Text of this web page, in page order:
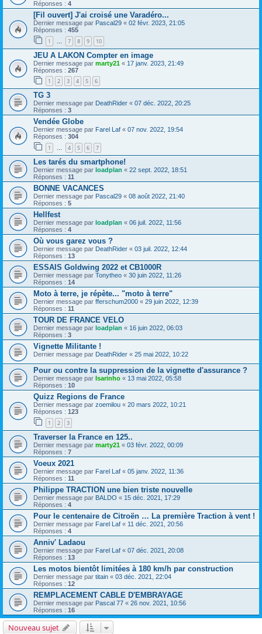
Réponses : 4
[Fil ouvert] J'ai croisé une Varadéro...
Dernier message par Pascal29 « 02 févr. 2023, 21:05
Réponses : 455
1 … 7 8 9 10
JEU A LAKON Compter en image
Dernier message par marty21 « 17 janv. 2023, 21:49
Réponses : 267
1 2 3 4 5 6
TG 3
Dernier message par DeathRider « 07 déc. 2022, 20:25
Réponses : 3
Vendée Globe
Dernier message par Farel Laf « 07 nov. 2022, 19:54
Réponses : 304
1 … 4 5 6 7
Les tarés du smartphone!
Dernier message par loadplan « 22 sept. 2022, 18:51
Réponses : 11
BONNE VACANCES
Dernier message par Pascal29 « 08 août 2022, 21:40
Réponses : 5
Hellfest
Dernier message par loadplan « 06 juil. 2022, 11:56
Réponses : 4
Où vous garez vous ?
Dernier message par DeathRider « 03 juil. 2022, 12:44
Réponses : 13
ESSAIS Goldwing 2022 et CB1000R
Dernier message par Tonytheo « 30 juin 2022, 11:26
Réponses : 14
Moto à terre, je répète... "moto à terre"
Dernier message par fferschum2000 « 29 juin 2022, 12:39
Réponses : 11
TOUR DE FRANCE VELO
Dernier message par loadplan « 16 juin 2022, 06:03
Réponses : 3
Vignette Militante !
Dernier message par DeathRider « 25 mai 2022, 10:22
Pour ou contre la suppression de la vignette d'assurance ?
Dernier message par Isarinho « 13 mai 2022, 05:58
Réponses : 10
Quizz Regions de France
Dernier message par zoemilou « 20 mars 2022, 10:21
Réponses : 123
1 2 3
Traverser la France en 125..
Dernier message par marty21 « 03 févr. 2022, 00:09
Réponses : 7
Voeux 2021
Dernier message par Farel Laf « 05 janv. 2022, 11:36
Réponses : 11
Philippe TRACTION une bien triste nouvelle
Dernier message par BALDO « 15 déc. 2021, 17:29
Réponses : 4
Pour le centenaire de Citroën … La première Traction à vent !
Dernier message par Farel Laf « 11 déc. 2021, 20:56
Réponses : 4
Anniv' Ladaou
Dernier message par Farel Laf « 07 déc. 2021, 20:08
Réponses : 13
Les motos bientôt limitées à 180 km/h par construction
Dernier message par titain « 03 déc. 2021, 22:04
Réponses : 12
REMPLACEMENT CABLE D'EMBRAYAGE
Dernier message par Pascal 77 « 26 nov. 2021, 10:56
Réponses : 16
Nouveau sujet